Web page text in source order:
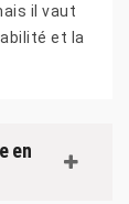
il vaut
et la
en